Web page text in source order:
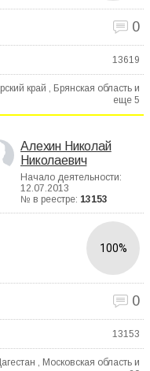
0
13619
край , Брянская область и
еще 5
Алехин Николай
Николаевич
Начало деятельности:
12.07.2013
№ в реестре: 13153
100%
0
13153
, Московская область и